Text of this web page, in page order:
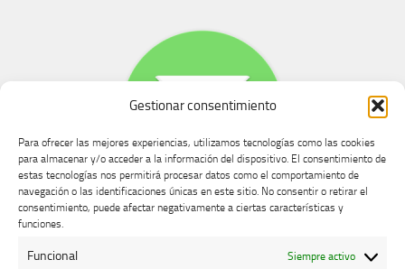
Gestionar consentimiento
Para ofrecer las mejores experiencias, utilizamos tecnologías como las cookies
para almacenar y/o acceder a la información del dispositivo. El consentimiento de
estas tecnologías nos permitirá procesar datos como el comportamiento de
navegación o las identificaciones únicas en este sitio. No consentir o retirar el
consentimiento, puede afectar negativamente a ciertas características y
funciones.
Funcional Siempre activo
Buzón de dudas, quejas y sugerencias